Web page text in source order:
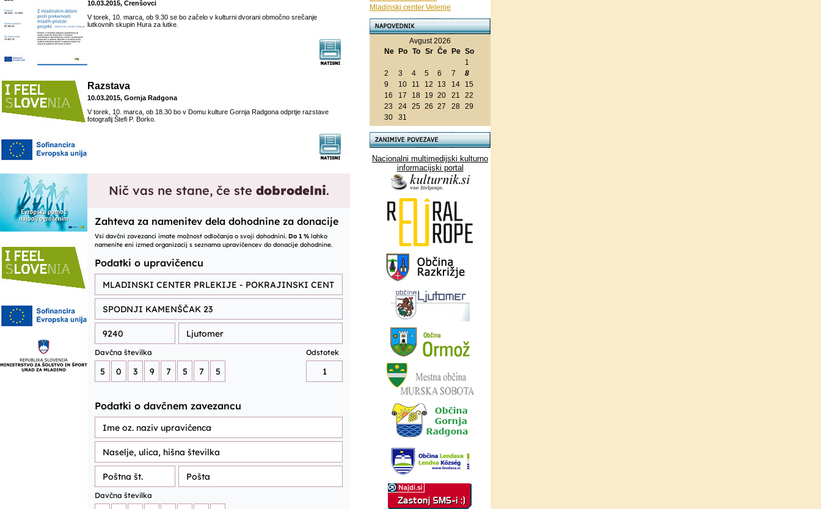
10.03.2015, Črenšovci
V torek, 10. marca, ob 9.30 se bo začelo v kulturni dvorani območno srečanje
lutkovnih skupin Hura za lutke.
Razstava
10.03.2015, Gornja Radgona
V torek, 10. marca, ob 18.30 bo v Domu kulture Gornja Radgona odprtje razstave
fotografij Štefi P. Borko.
Mladinski center Velenje
Avgust 2026
Ne
Po To Sr Če Pe So
1
2
3 4 5 6 7
8
9
10 11 12 13 14
15
16
17 18 19 20 21
22
23
24 25 26 27 28 29
30
31
Nacionalni multimedijski kulturno
informacijski portal